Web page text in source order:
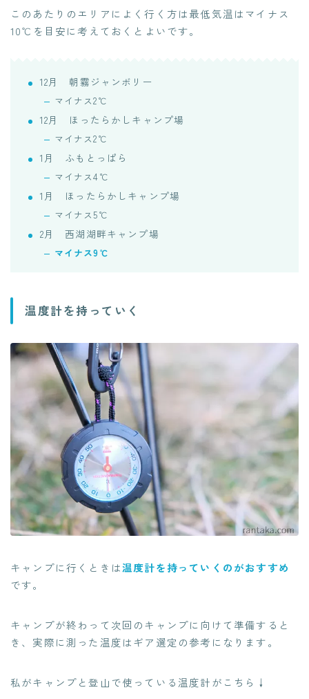
このあたりのエリアによく行く方は最低気温はマイナス
10℃を目安に考えておくとよいです。
12月 朝霧ジャンボリー
マイナス2℃
12月 ほったらかしキャンプ場
マイナス2℃
1月 ふもとっぱら
マイナス4℃
1月 ほったらかしキャンプ場
マイナス5℃
2月 西湖湖畔キャンプ場
マイナス9℃
温度計を持っていく
キャンプに行くときは温度計を持っていくのがおすすめ
です。
キャンプが終わって次回のキャンプに向けて準備すると
き、実際に測った温度はギア選定の参考になります。
私がキャンプと登山で使っている温度計がこちら↓